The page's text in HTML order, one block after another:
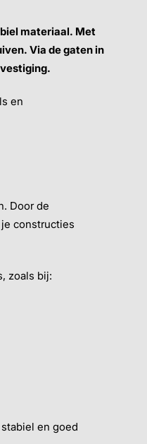
materiaal. Met
Via de gaten in
en
Door de
constructies
zoals bij:
en goed